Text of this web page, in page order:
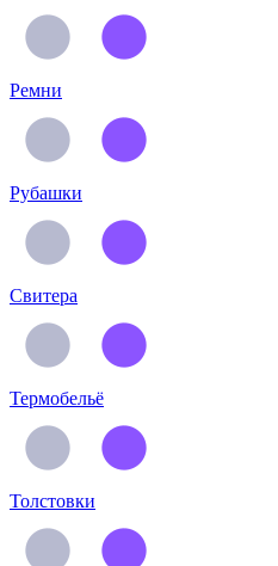
Ремни
Рубашки
Свитера
Термобельё
Толстовки